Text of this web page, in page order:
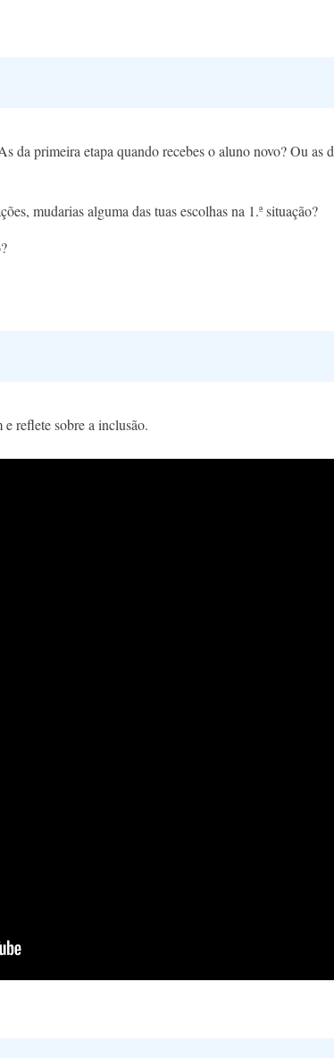
da primeira etapa quando recebes o aluno novo? Ou
mudarias alguma das tuas escolhas na 1.ª situação?
reflete sobre a inclusão.